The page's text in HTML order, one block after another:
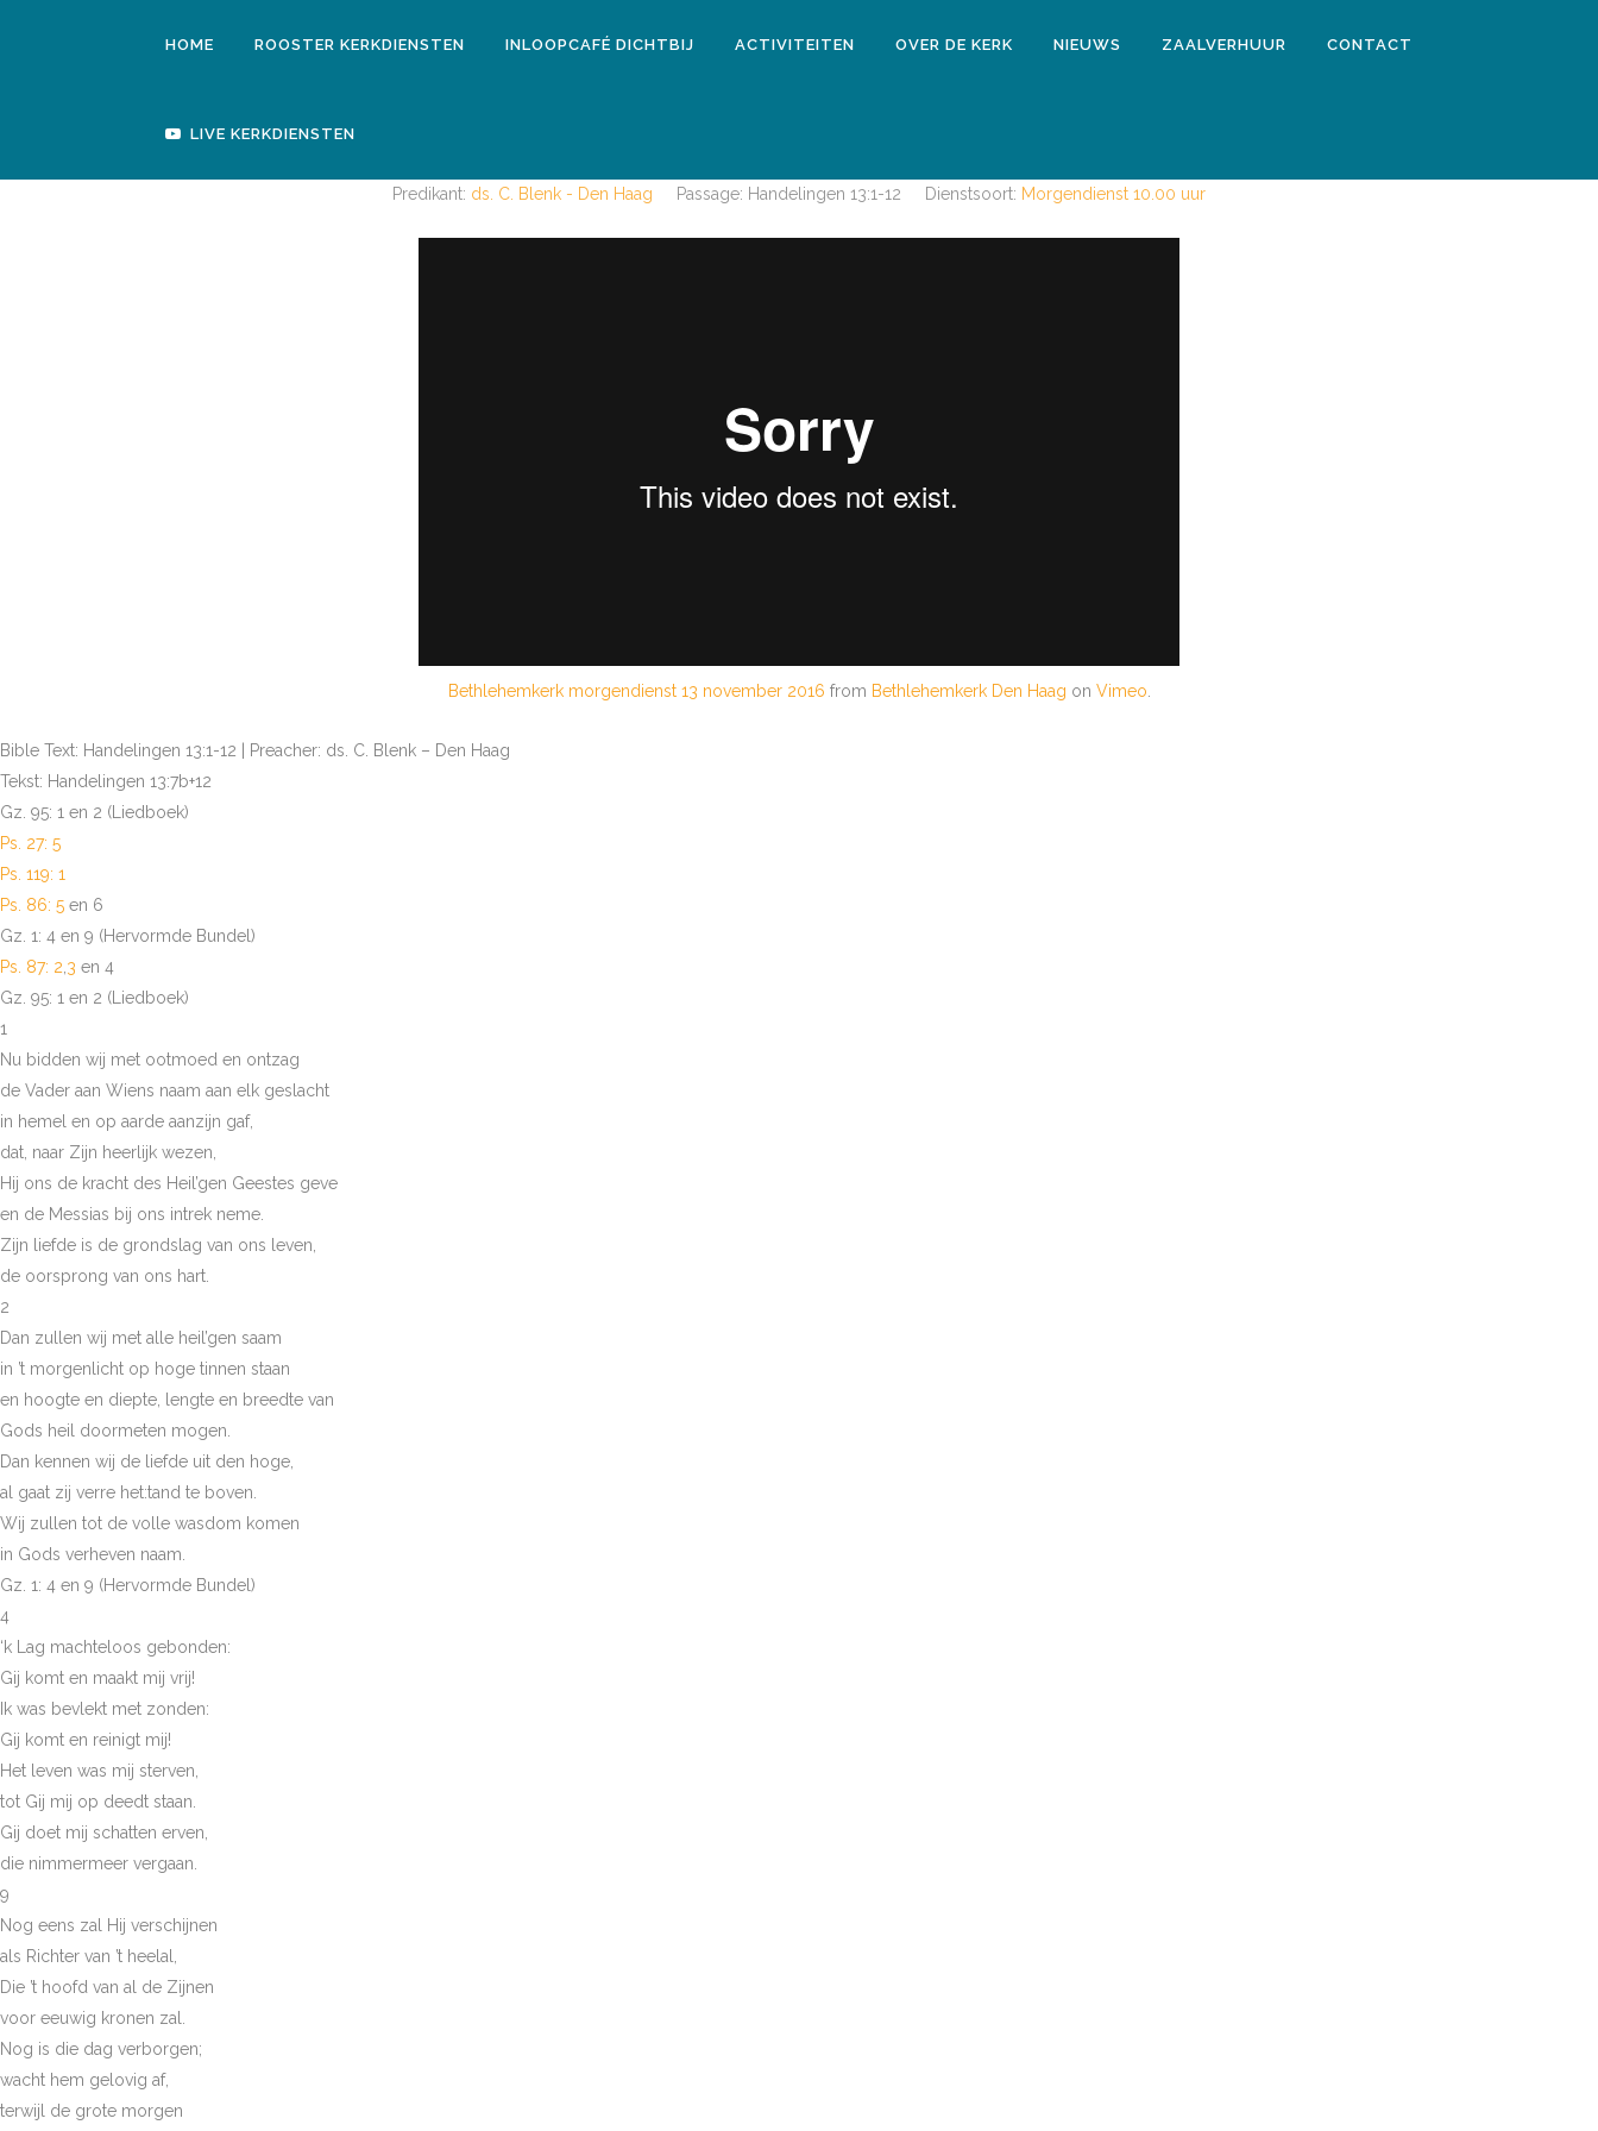
HOME ROOSTER KERKDIENSTEN INLOOPCAFÉ DICHTBIJ ACTIVITEITEN OVER DE KERK NIEUWS ZAALVERHUUR CONTACT
LIVE KERKDIENSTEN
Predikant: ds. C. Blenk - Den Haag Passage: Handelingen 13:1-12 Dienstsoort: Morgendienst 10.00 uur
Bethlehemkerk morgendienst 13 november 2016 from Bethlehemkerk Den Haag on Vimeo
Bible Text: Handelingen 13:1-12 | Preacher: ds. C. Blenk – Den Haag
Tekst: Handelingen 13:7b+12
Gz. 95: 1 en 2 (Liedboek)
Ps. 27: 5
Ps. 119: 1
Ps. 86: 5 en 6
Gz. 1: 4 en 9 (Hervormde Bundel)
Ps. 87: 2 3 en 4
Gz. 95: 1 en 2 (Liedboek)
1
Nu bidden wij met ootmoed en ontzag
de Vader aan Wiens naam aan elk geslacht
in hemel en op aarde aanzijn gaf,
dat, naar Zijn heerlijk wezen,
Hij ons de kracht des Heil’gen Geestes geve
en de Messias bij ons intrek neme.
Zijn liefde is de grondslag van ons leven,
de oorsprong van ons hart.
2
Dan zullen wij met alle heil’gen saam
in ’t morgenlicht op hoge tinnen staan
en hoogte en diepte, lengte en breedte van
Gods heil doormeten mogen.
Dan kennen wij de liefde uit den hoge,
al gaat zij verre het:tand te boven.
Wij zullen tot de volle wasdom komen
in Gods verheven naam.
Gz. 1: 4 en 9 (Hervormde Bundel)
4
‘k Lag machteloos gebonden:
Gij komt en maakt mij vrij!
Ik was bevlekt met zonden:
Gij komt en reinigt mij!
Het leven was mij sterven,
tot Gij mij op deedt staan.
Gij doet mij schatten erven,
die nimmermeer vergaan.
9
Nog eens zal Hij verschijnen
als Richter van ’t heelal,
Die ’t hoofd van al de Zijnen
voor eeuwig kronen zal.
Nog is die dag verborgen;
wacht hem gelovig af,
terwijl de grote morgen